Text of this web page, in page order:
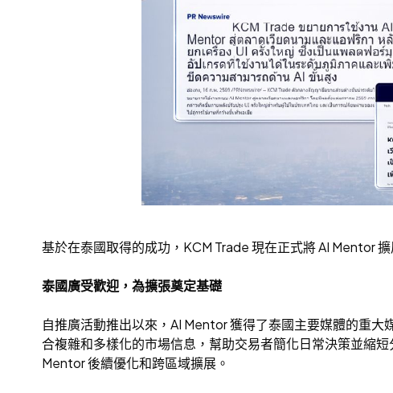
基於在泰國取得的成功，KCM Trade 現在正式將 AI Mentor
泰國廣受歡迎，為擴張奠定基礎
自推廣活動推出以來，AI Mentor 獲得了泰國主要媒體的重
合複雜和多樣化的市場信息，幫助交易者簡化日常決策並縮
Mentor 後續優化和跨區域擴展。